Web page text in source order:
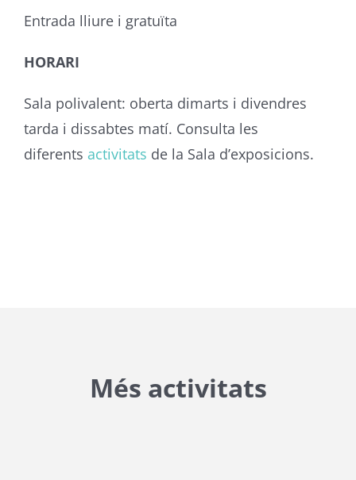
Entrada lliure i gratuïta
HORARI
Sala polivalent: oberta dimarts i divendres
tarda i dissabtes matí. Consulta les
diferents activitats de la Sala d’exposicions.
Més activitats